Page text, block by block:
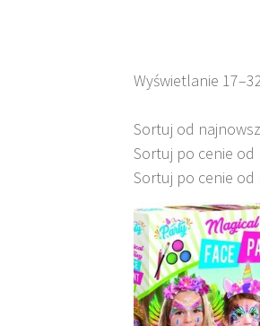
Wyświetlanie
Sortuj od
Sortuj po cenie od
Sortuj po cenie od